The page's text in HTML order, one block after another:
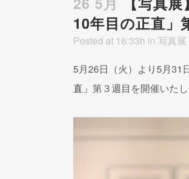
10年目の正直」
Posted at 16:33h in 写真展
5月26日（火）より5月31
直」 第３週目を開催いたし